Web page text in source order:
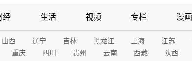
经 生活 视频 专栏 漫画
山西 辽宁 吉林 黑龙江 上海 江苏
重庆 四川 贵州 云南 西藏 陕西